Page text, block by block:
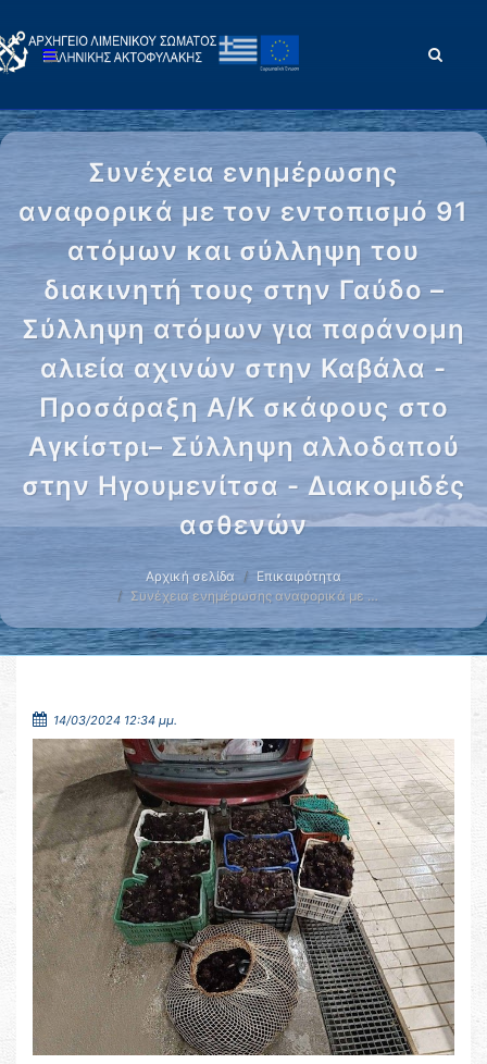
Συνέχεια ενημέρωσης
αναφορικά με τον εντοπισμό 91
ατόμων και σύλληψη του
διακινητή τους στην Γαύδο –
Σύλληψη ατόμων για παράνομη
αλιεία αχινών στην Καβάλα -
Προσάραξη Α/Κ σκάφους στο
Αγκίστρι– Σύλληψη αλλοδαπού
στην Ηγουμενίτσα - Διακομιδές
ασθενών
Αρχική σελίδα
Επικαιρότητα
Συνέχεια ενημέρωσης αναφορικά με …
14/03/2024 12:34 μμ.